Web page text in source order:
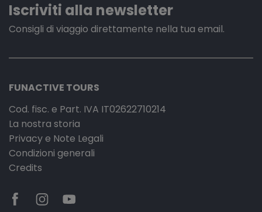
Iscriviti alla newsletter
Consigli di viaggio direttamente nella tua email.
FUNACTIVE TOURS
Cod. fisc. e Part. IVA IT02622710214
La nostra storia
Privacy e Note Legali
Condizioni generali
Credits